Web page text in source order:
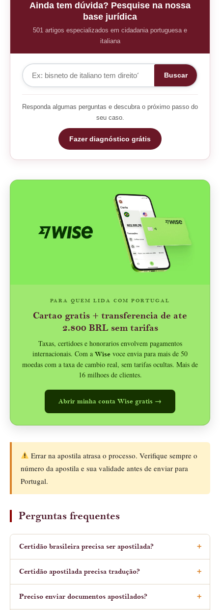
Ainda tem dúvida? Pesquise na nossa
base jurídica
501 artigos especializados em cidadania portuguesa e
italiana
Buscar
Responda algumas perguntas e descubra o próximo passo do
seu caso.
Fazer diagnóstico grátis
PARA QUEM LIDA COM PORTUGAL
Cartao gratis + transferencia de ate
2.800 BRL sem tarifas
Taxas, certidoes e honorarios envolvem pagamentos
internacionais. Com a Wise voce envia para mais de 50
moedas com a taxa de cambio real, sem tarifas ocultas. Mais de
16 milhoes de clientes.
Abrir minha conta Wise gratis →
Errar na apostila atrasa o processo. Verifique sempre o
número da apostila e sua validade antes de enviar para
Portugal.
Perguntas frequentes
Certidão brasileira precisa ser apostilada?
Certidão apostilada precisa tradução?
Preciso enviar documentos apostilados?